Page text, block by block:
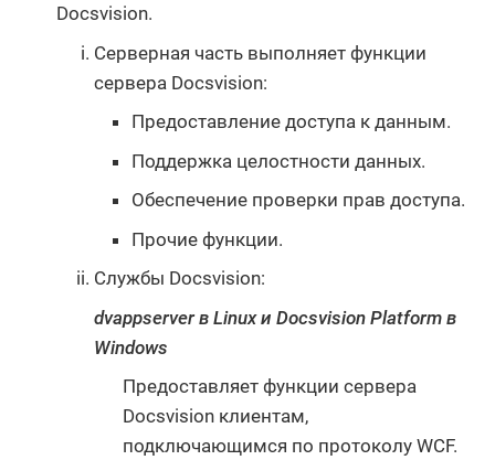
Docsvision.
Серверная часть выполняет функции
сервера Docsvision:
Предоставление доступа к данным.
Поддержка целостности данных.
Обеспечение проверки прав доступа.
Прочие функции.
Службы Docsvision:
dvappserver в Linux и Docsvision Platform в
Windows
Предоставляет функции сервера
Docsvision клиентам,
подключающимся по протоколу WCF.